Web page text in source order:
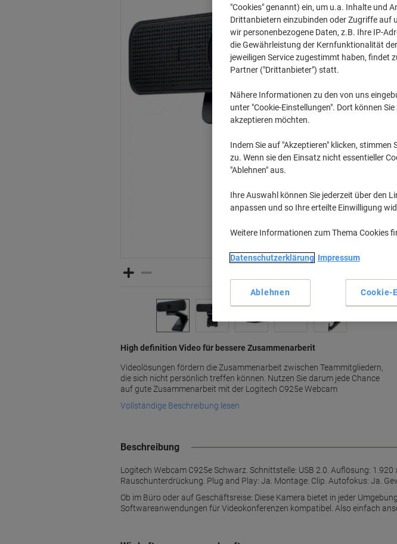
High definition Video für bessere Zusammenarberit
Videolösungen fördern die Zusammenarbeit zwischen Teammitgliedern,
die sich nicht persönlich treffen können. Nutzen Sie darum jede Chance
auf gute Zusammenarbeit mit der Logitech C925e Webcam
Vollständige Beschreibung lesen
Beschreibung
Logitech Webcam C925e Schwarz. Schnittstelle: USB 2.0. Auflösung:
Rauschunterdrückung. Plug and Play: Ja. Montage: Clip. Autofokus: Ja.
Ob im Büro oder auf Geschäftsreise: Diese Kamera bietet in jeder
Softwareanwendungen für Videokonferenzen kompatibel. Also einfach
"Cookies" genannt) ein, um u.a. Inhalte und
Drittanbietern einzubinden oder Zugriffe auf
wir personenbezogene Daten, z.B. Ihre IP-
die Gewährleistung der Kernfunktionalität
jeweiligen Service zugestimmt haben, findet
Partner ("Drittanbieter") statt.
Nähere Informationen zu den von uns
unter "Cookie-Einstellungen". Dort können
akzeptieren möchten.
Indem Sie auf "Akzeptieren" klicken,
zu. Wenn sie den Einsatz nicht essentieller
"Ablehnen" aus.
Ihre Auswahl können Sie jederzeit über den
anpassen und so Ihre erteilte Einwilligung
Weitere Informationen zum Thema Cookies
Datenschutzerklärung Impressum
Cookie-
Ablehnen